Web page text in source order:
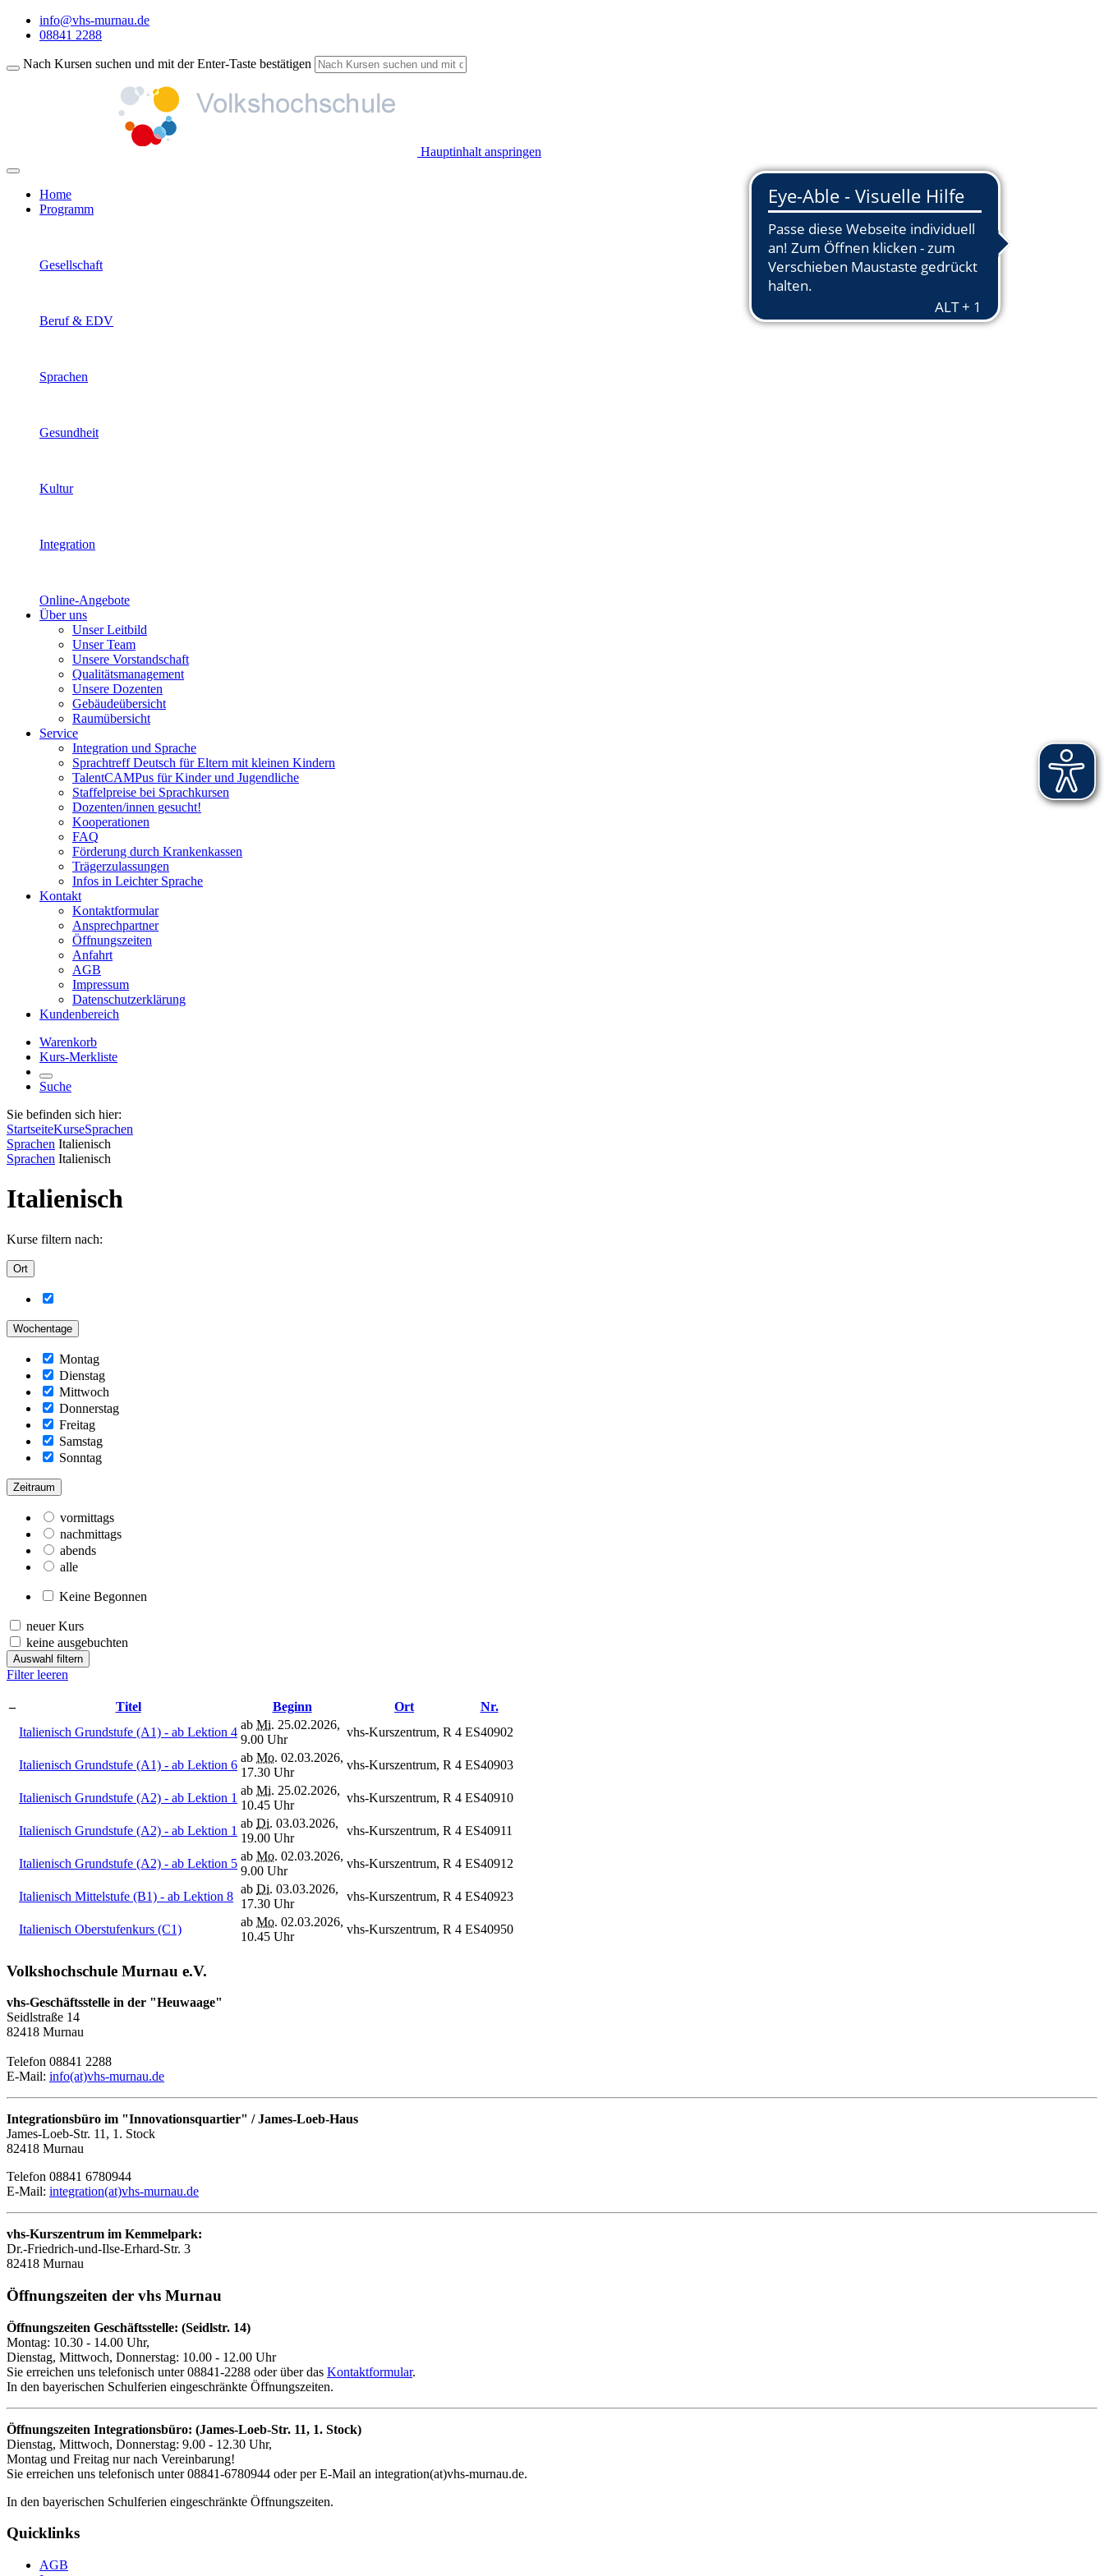
info@vhs-murnau.de
08841 2288
Nach Kursen suchen und mit der Enter-Taste bestätigen
Hauptinhalt anspringen
Home
Programm
Gesellschaft
Beruf & EDV
Sprachen
Gesundheit
Kultur
Integration
Online-Angebote
Über uns
Unser Leitbild
Unser Team
Unsere Vorstandschaft
Qualitätsmanagement
Unsere Dozenten
Gebäudeübersicht
Raumübersicht
Service
Integration und Sprache
Sprachtreff Deutsch für Eltern mit kleinen Kindern
TalentCAMPus für Kinder und Jugendliche
Staffelpreise bei Sprachkursen
Dozenten/innen gesucht!
Kooperationen
FAQ
Förderung durch Krankenkassen
Trägerzulassungen
Infos in Leichter Sprache
Kontakt
Kontaktformular
Ansprechpartner
Öffnungszeiten
Anfahrt
AGB
Impressum
Datenschutzerklärung
Kundenbereich
Warenkorb
Kurs-Merkliste
Suche
Sie befinden sich hier:
StartseiteKurseSprachen
Sprachen Italienisch
Sprachen Italienisch
Italienisch
Kurse filtern nach:
Ort
Wochentage
Montag
Dienstag
Mittwoch
Donnerstag
Freitag
Samstag
Sonntag
Zeitraum
vormittags
nachmittags
abends
alle
Keine Begonnen
neuer Kurs
keine ausgebuchten
Auswahl filtern
Filter leeren
– Titel Beginn Ort
Nr.
Italienisch Grundstufe (A1) - ab Lektion 4
ab Mi. 25.02.2026,
9.00 Uhr
vhs-Kurszentrum, R 4 ES40902
Italienisch Grundstufe (A1) - ab Lektion 6
ab Mo. 02.03.2026,
17.30 Uhr
vhs-Kurszentrum, R 4 ES40903
Italienisch Grundstufe (A2) - ab Lektion 1
ab Mi. 25.02.2026,
10.45 Uhr
vhs-Kurszentrum, R 4 ES40910
Italienisch Grundstufe (A2) - ab Lektion 1
ab Di. 03.03.2026,
19.00 Uhr
vhs-Kurszentrum, R 4 ES40911
Italienisch Grundstufe (A2) - ab Lektion 5
ab Mo. 02.03.2026,
9.00 Uhr
vhs-Kurszentrum, R 4 ES40912
Italienisch Mittelstufe (B1) - ab Lektion 8
ab Di. 03.03.2026,
17.30 Uhr
vhs-Kurszentrum, R 4 ES40923
Italienisch Oberstufenkurs (C1)
ab Mo. 02.03.2026,
10.45 Uhr
vhs-Kurszentrum, R 4 ES40950
Volkshochschule Murnau e.V.
vhs-Geschäftsstelle in der "Heuwaage"
Seidlstraße 14
82418 Murnau
Telefon 08841 2288
E-Mail: info(at)vhs-murnau.de
Integrationsbüro im "Innovationsquartier" / James-Loeb-Haus
James-Loeb-Str. 11, 1. Stock
82418 Murnau
Telefon 08841 6780944
E-Mail: integration(at)vhs-murnau.de
vhs-Kurszentrum im Kemmelpark:
Dr.-Friedrich-und-Ilse-Erhard-Str. 3
82418 Murnau
Öffnungszeiten der vhs Murnau
Öffnungszeiten Geschäftsstelle: (Seidlstr. 14)
Montag: 10.30 - 14.00 Uhr,
Dienstag, Mittwoch, Donnerstag: 10.00 - 12.00 Uhr
Sie erreichen uns telefonisch unter 08841-2288 oder über das Kontaktformular.
In den bayerischen Schulferien eingeschränkte Öffnungszeiten.
Öffnungszeiten Integrationsbüro: (James-Loeb-Str. 11, 1. Stock)
Dienstag, Mittwoch, Donnerstag: 9.00 - 12.30 Uhr,
Montag und Freitag nur nach Vereinbarung!
Sie erreichen uns telefonisch unter 08841-6780944 oder per E-Mail an integration(at)vhs-murnau.de.
In den bayerischen Schulferien eingeschränkte Öffnungszeiten.
Quicklinks
AGB